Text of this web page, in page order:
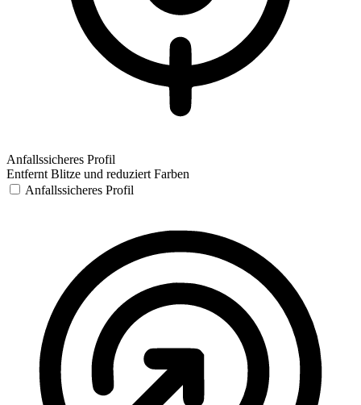
Anfallssicheres Profil
Entfernt Blitze und reduziert Farben
Anfallssicheres Profil